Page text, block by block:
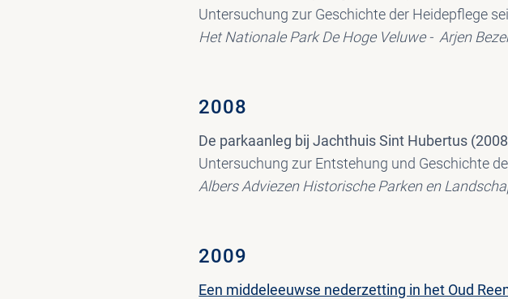
Untersuchung zur Geschichte der Heidepflege
Het Nationale Park De Hoge Veluwe - Arjen
2008
De parkaanleg bij Jachthuis Sint Hubertus
Untersuchung zur Entstehung und Geschichte
Albers Adviezen Historische Parken en
2009
Een middeleeuwse nederzetting in het Oud